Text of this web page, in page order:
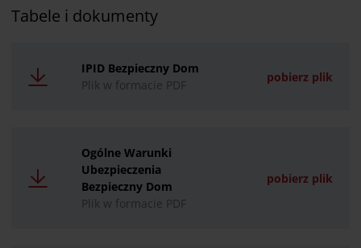
Tabele i dokumenty
IPID Bezpieczny Dom
Plik w formacie PDF
pobierz plik
Ogólne Warunki
Ubezpieczenia
Bezpieczny Dom
Plik w formacie PDF
pobierz plik